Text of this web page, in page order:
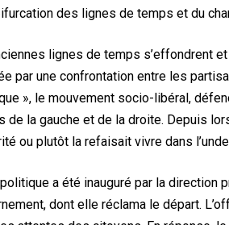
des lignes de temps et du
lignes de temps s’effondrent
par une confrontation entre les
», le mouvement socio-libéral,
de la gauche et de la droite. Depuis
ou plutôt la refaisait vivre dans
a été inauguré par la direction
dont elle réclama le départ.